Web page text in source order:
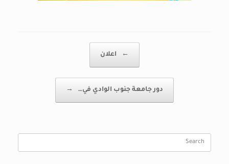
← اعلان
دور جامعة جنوب الوادي في… →
Search